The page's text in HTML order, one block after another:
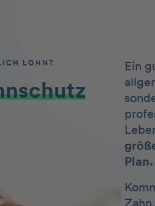
LOHNT
Ein
Plan.